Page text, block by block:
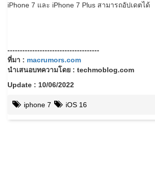
iPhone 7 และ iPhone 7 Plus สามารถอัปเดตได้
-------------------------------------
ที่มา : macrumors.com
นำเสนอบทความโดย : techmoblog.com
Update : 10/06/2022
iphone 7 iOS 16